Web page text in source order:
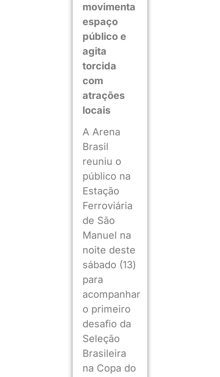
movimenta
espaço
público e
agita
torcida
com
atrações
locais
A Arena
Brasil
reuniu o
público na
Estação
Ferroviária
de São
Manuel na
noite deste
sábado (13)
para
acompanhar
o primeiro
desafio da
Seleção
Brasileira
na Copa do